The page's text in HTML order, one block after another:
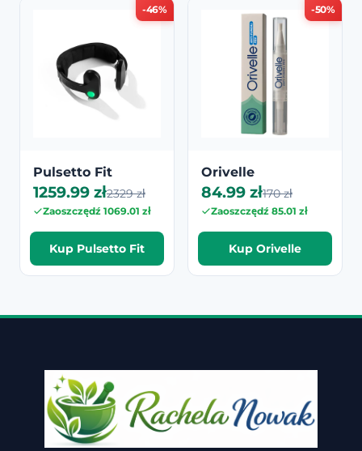
-46%
Pulsetto Fit
1259.99 zł2329 zł
Zaoszczędź 1069.01 zł
Kup Pulsetto Fit
-50%
Orivelle
84.99 zł170 zł
Zaoszczędź 85.01 zł
Kup Orivelle